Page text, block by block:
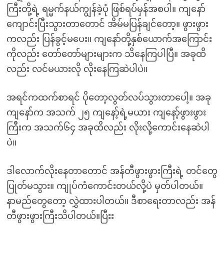
ကြီးတို့ရဲ့ ရမ္မက်နယ်ကျွန်ခဲ့ပုံ ဖြစ်ရပ်မှန်အစပါ။ ကျနော်
ကျောင်းပြီးသွားတာတောင် အိမ်မပြန်ချင်တော့။ ဖွားဖွား
ကလည်း ပြန်ခွင့်မပေး။ ကျနော်တို့နှစ်ယောက်အကြောင်း
ကိုလည်း တော်တော်များများက သိနေကြပါပြီ။ အခုထိ
လည်း လင်မယားလို လိုးနေကြဆဲပါပဲ။
အရင်ကထက်စာရင် ပိုတော့လွတ်လပ်သွားတာပေါ့။ အခု
ကျနော်က အသက် ၂၅ ကျနော့်ရဲ့မယား ကျနော့်ဖွားဖွား
ကြီးက အသက်၆၄ အခုထိလည်း လိုးလို့ကောင်းနေဆဲပါ
ပဲ။
ဒါလောက်လိုးနေတာတောင် အန်တီဖွားဖွားကြီးရဲ့ တင်တွေ
ပြုတ်မသွား။ ကျုပ်ကံကောင်းတယ်လို့ပဲ မှတ်ပါတယ်။
နာမည်တွေတော့ လွှဲထားပါတယ်။ ဒီစာရေးတာလည်း အန်
တီဖွားဖွားကြီးသိပါတယ်။ပြီးး